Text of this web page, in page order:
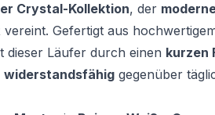
Crystal-Kollektion, der
vereint. Gefertigt aus
dieser Läufer durch einen kurzen
widerstandsfähig gegenüber